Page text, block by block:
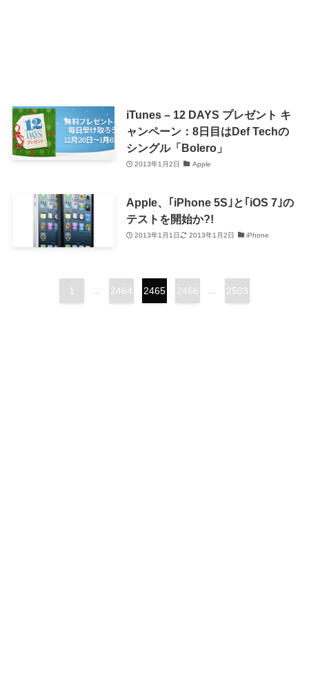
iTunes – 12 DAYS プレゼント キ
ャンペーン：8日目はDef Techの
シングル「Bolero」
2013年1月2日 Apple
Apple、｢iPhone 5S｣と｢iOS 7｣の
テストを開始か?!
2013年1月1日 2013年1月2日 iPhone
1 ... 2464 2465 2466 ... 2503